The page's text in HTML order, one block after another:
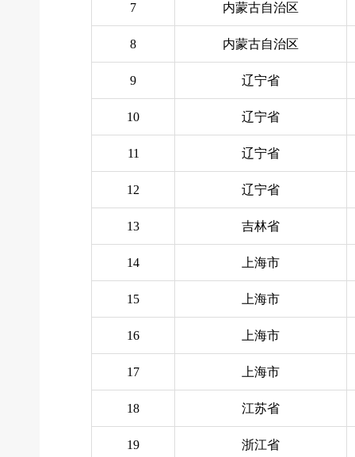
7 内蒙古自治区
8 内蒙古自治区
9 辽宁省
10 辽宁省
11 辽宁省
12 辽宁省
13 吉林省
14 上海市
15 上海市
16 上海市
17 上海市
18 江苏省
19 浙江省